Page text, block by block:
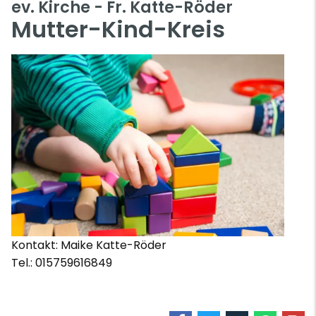
ev. Kirche - Fr. Katte-Röder
Mutter-Kind-Kreis
Kontakt: Maike Katte-Röder
Tel.: 015759616849